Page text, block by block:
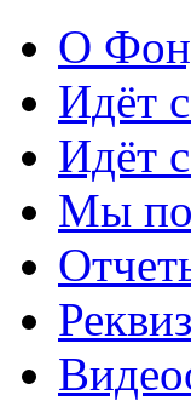
О
Идёт
Идёт
Мы